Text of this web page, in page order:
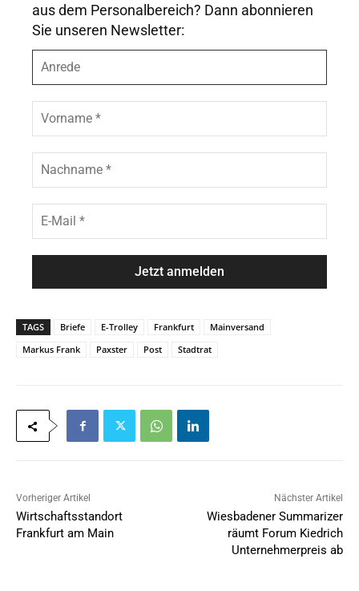
aus dem Personalbereich? Dann abonnieren
Sie unseren Newsletter:
r
e
e
r
n
m
c
h
a
M
a
l
TAGS Briefe E-Trolley Frankfurt
Mainversand
Markus Frank
Paxster Post Stadtrat
Vorheriger Artikel
Wirtschaftsstandort
Frankfurt am Main
Nächster Artikel
Wiesbadener Summarizer
räumt Forum Kiedrich
Unternehmerpreis ab